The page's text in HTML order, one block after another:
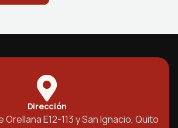
Dirección
Orellana E12-113 y San Ignacio, Quito